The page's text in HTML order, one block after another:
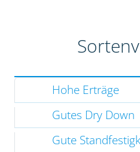
Hohe Erträge
Gutes Dry Down
Gute